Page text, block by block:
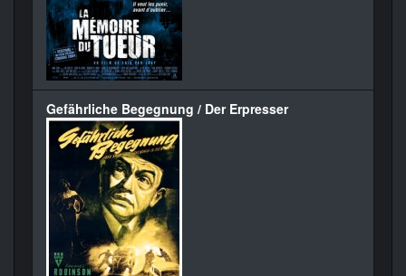
Gefährliche Begegnung / Der Erpresser